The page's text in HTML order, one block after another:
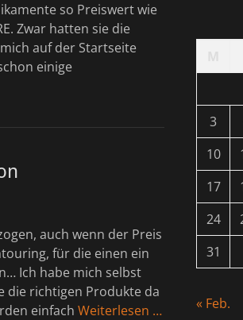
so Preiswert wie
Zwar hatten sie die
auf der Startseite
einige
auch wenn der Preis
für die einen ein
Ich habe mich selbst
die richtigen Produkte da
einfach Weiterlesen …
3
10
17
24
31
« Feb.